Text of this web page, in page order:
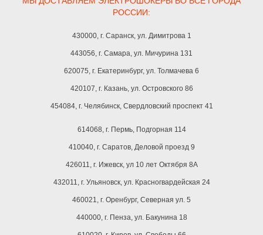
РОССИИ:
430000, г. Саранск, ул. Димитрова 1
443056, г. Самара, ул. Мичурина 131
620075, г. Екатеринбург, ул. Толмачева 6
420107, г. Казань, ул. Островского 86
454084, г. Челябинск, Свердловский проспект 41
614068, г. Пермь, Подгорная 114
410040, г. Саратов, Деловой проезд 9
426011, г. Ижевск, ул 10 лет Октября 8A
432011, г. Ульяновск, ул. Красногвардейская 24
460021, г. Оренбург, Северная ул. 5
440000, г. Пенза, ул. Бакунина 18